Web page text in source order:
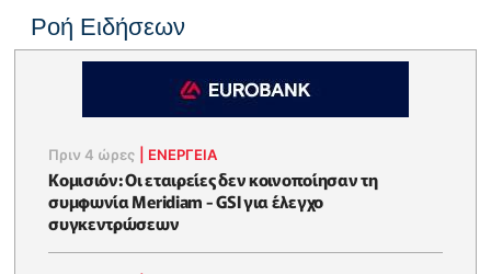
Ροή Ειδήσεων
Πριν 4 ώρες ΕΝΈΡΓΕΙΑ
Κομισιόν: Οι εταιρείες δεν κοινοποίησαν τη
συμφωνία Meridiam - GSI για έλεγχο
συγκεντρώσεων